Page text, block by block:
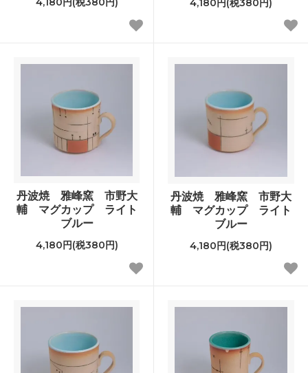
4,180円(税380円)
丹波焼 雅峰窯 市野大
輔 マグカップ ライト
ブルー
4,180円(税380円)
丹波焼 雅峰窯 市野大
輔 マグカップ ライト
ブルー
4,180円(税380円)